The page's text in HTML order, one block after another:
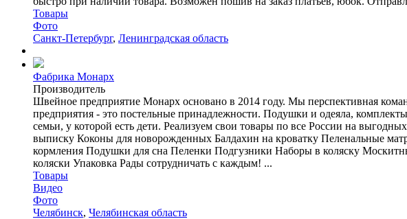
Товары
Фото
Санкт-Петербург, Ленинградская область
Фабрика Монарх
Производитель
Швейное предприятие Монарх основано в 2014 году. Мы перспективная
предприятия - это постельные принадлежности. Подушки и одеяла,
семьи, у которой есть дети. Реализуем свои товары по все России на
выписку Коконы для новорожденных Балдахин на кроватку Пеленальные
кормления Подушки для сна Пеленки Подгузники Наборы в коляску
коляски Упаковка Рады сотрудничать с каждым! ...
Товары
Видео
Фото
Челябинск, Челябинская область